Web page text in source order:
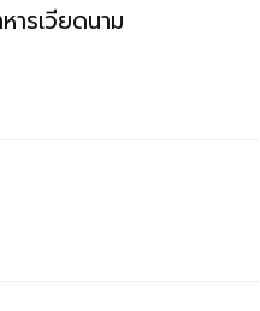
ารเวียดนาม